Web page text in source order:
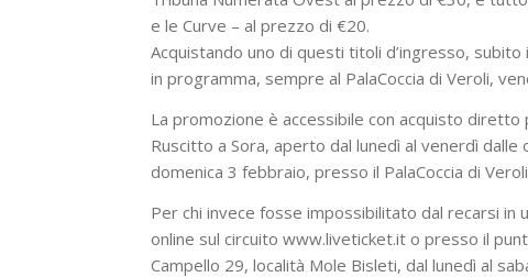
e le Curve – al prezzo di €20.
Acquistando uno di questi titoli d’ingresso,
in programma, sempre al PalaCoccia di Veroli,
La promozione è accessibile con acquisto diretto
Ruscitto a Sora, aperto dal lunedì al venerdì
domenica 3 febbraio, presso il PalaCoccia di
Per chi invece fosse impossibilitato dal recarsi
online sul circuito www.liveticket.it o presso il
Campello 29, località Mole Bisleti, dal lunedì al